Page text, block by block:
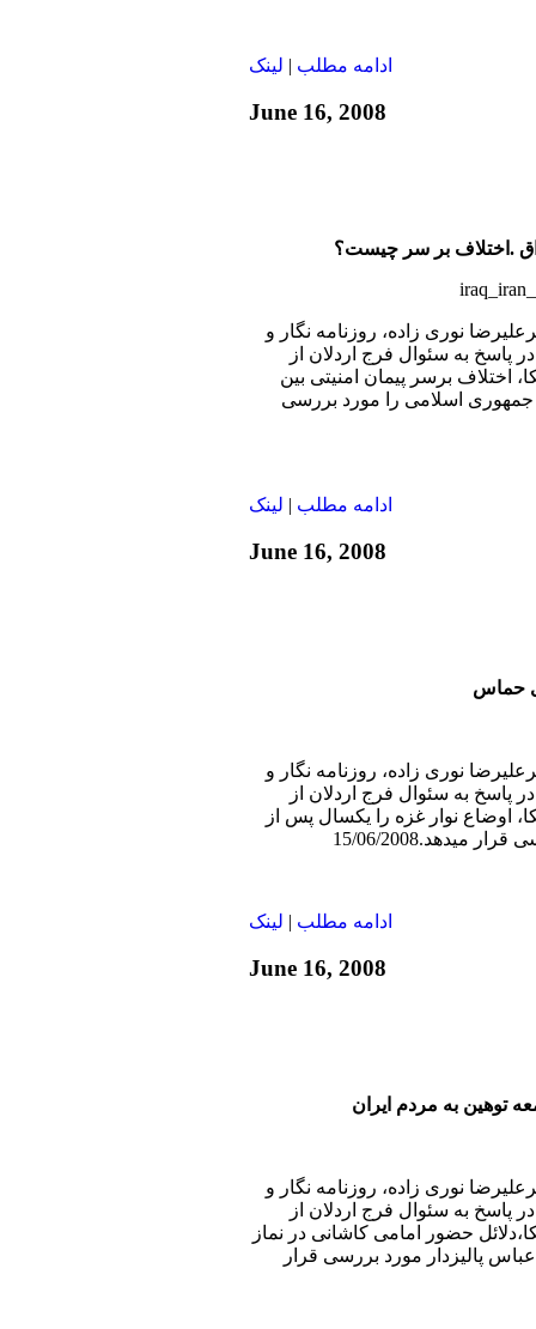
ادامه مطلب | لينک
June 16, 2008
.اختلاف بر سر چیست؟
نوری زاده، روزنامه نگار و
پاسخ به سئوال فرج اردلان از
برسر پیمان امنیتی بین
جمهوری اسلامی را مورد بررسی
ادامه مطلب | لينک
June 16, 2008
حماس
نوری زاده، روزنامه نگار و
پاسخ به سئوال فرج اردلان از
اوضاع نوار غزه را یکسال پس از
06/2008
ادامه مطلب | لينک
June 16, 2008
توهین به مردم ایران
نوری زاده، روزنامه نگار و
پاسخ به سئوال فرج اردلان از
حضور امامی کاشانی در نماز
پالیزدار مورد بررسی قرار